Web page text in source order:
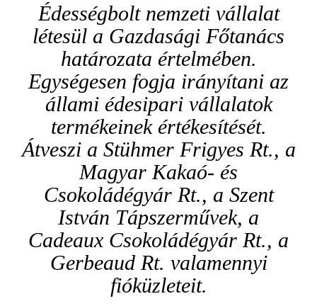
Édességbolt nemzeti vállalat
létesül a Gazdasági Főtanács
határozata értelmében.
Egységesen fogja irányítani az
állami édesipari vállalatok
termékeinek értékesítését.
Átveszi a Stühmer Frigyes Rt., a
Magyar Kakaó- és
Csokoládégyár Rt., a Szent
István Tápszerművek, a
Cadeaux Csokoládégyár Rt., a
Gerbeaud Rt. valamennyi
fióküzleteit.